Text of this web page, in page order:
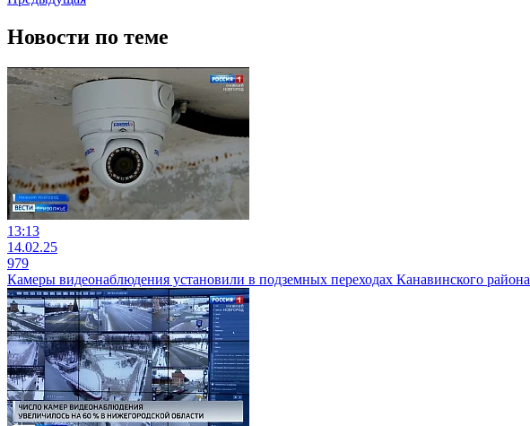
Новости по теме
13:13
14.02.25
979
Камеры видеонаблюдения установили в подземных переходах Канавинского района